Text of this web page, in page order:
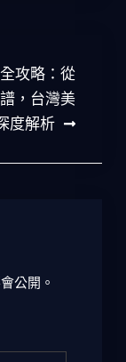
攻略：從
，台灣美
度解析
公開。